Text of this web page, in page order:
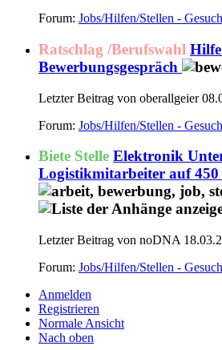
Forum: Jobs/Hilfen/Stellen -
Ratschlag /Berufswahl
Bewerbungsgespräch
Letzter Beitrag von oberallgeier
Forum: Jobs/Hilfen/Stellen -
Biete Stelle Elektronik
Logistikmitarbeiter auf 450
Letzter Beitrag von noDNA
Forum: Jobs/Hilfen/Stellen -
Anmelden
Registrieren
Normale Ansicht
Nach oben